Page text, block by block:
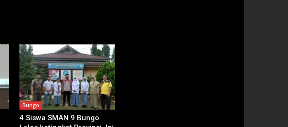
Bungo
4 Siswa SMAN 9 Bungo